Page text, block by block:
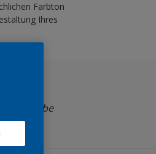
Farbton
Ihres
eine Farbe